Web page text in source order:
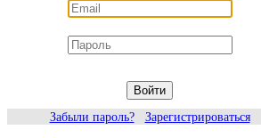
Войти
Забыли пароль?
Зарегистрироваться